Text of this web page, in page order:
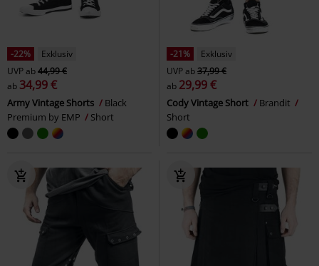
-22%
Exklusiv
UVPab44,99 €
ab 34,99 €
Army Vintage Shorts
Black
Premium by EMP
Short
-21%
Exklusiv
UVPab37,99 €
ab 29,99 €
Cody Vintage Short
Brandit
Short